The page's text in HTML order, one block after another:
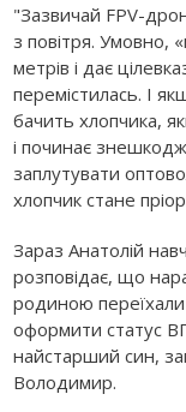
"Зазвичай FPV-
з повітря. Умовно,
метрів і дає
перемістилась. І
бачить хлопчика,
і починає
заплутувати
хлопчик стане
Зараз Анатолій
розповідає, що
родиною
оформити статус
найстарший син,
Володимир.